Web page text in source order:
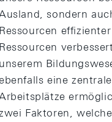
sondern
Ressourcen
Ressourcen
unserem
eine
Faktoren,